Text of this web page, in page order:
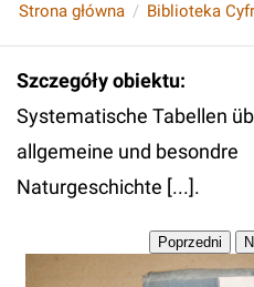
Strona główna Biblioteka
Szczegóły obiektu:
Systematische Tabellen
allgemeine und besondre
Naturgeschichte [...].